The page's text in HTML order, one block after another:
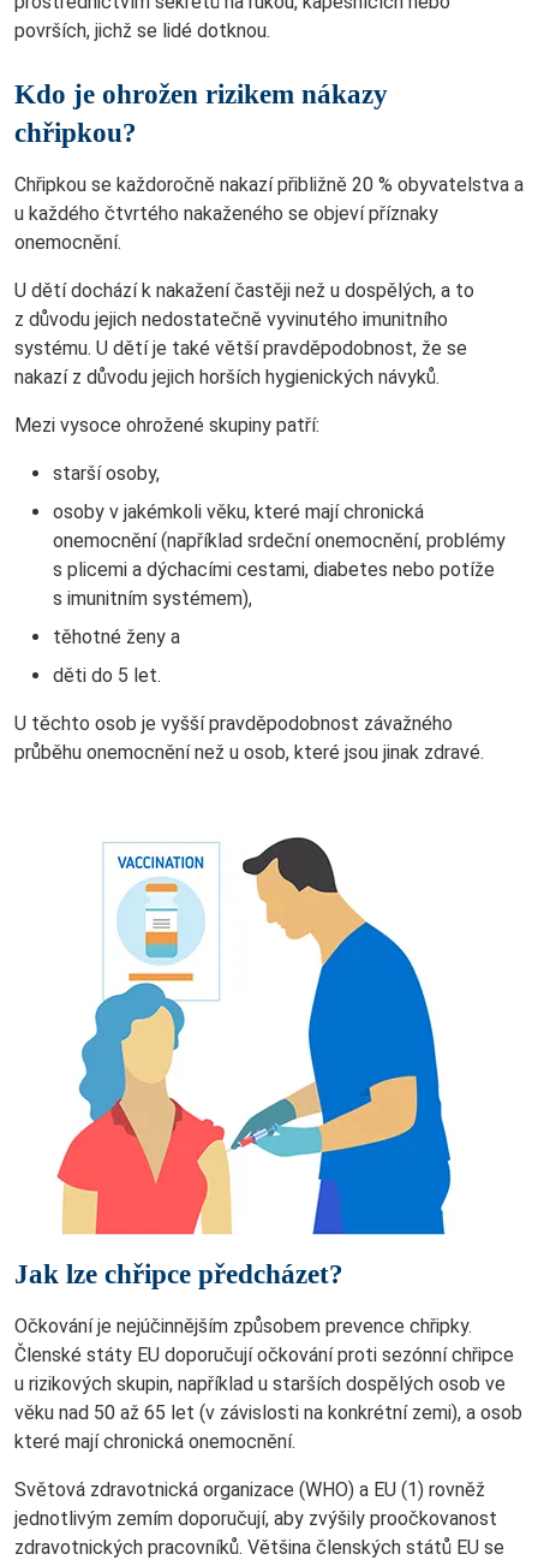
površích, jichž se lidé dotknou.
Kdo je ohrožen rizikem nákazy
chřipkou?
Chřipkou se každoročně nakazí přibližně 20 % obyvatelstva a
u každého čtvrtého nakaženého se objeví příznaky
onemocnění.
U dětí dochází k nakažení častěji než u dospělých, a to
z důvodu jejich nedostatečně vyvinutého imunitního
systému. U dětí je také větší pravděpodobnost, že se
nakazí z důvodu jejich horších hygienických návyků.
Mezi vysoce ohrožené skupiny patří:
starší osoby,
osoby v jakémkoli věku, které mají chronická
onemocnění (například srdeční onemocnění, problémy
s plicemi a dýchacími cestami, diabetes nebo potíže
s imunitním systémem),
těhotné ženy a
děti do 5 let.
U těchto osob je vyšší pravděpodobnost závažného
průběhu onemocnění než u osob, které jsou jinak zdravé.
Jak lze chřipce předcházet?
Očkování je nejúčinnějším způsobem prevence chřipky.
Členské státy EU doporučují očkování proti sezónní chřipce
u rizikových skupin, například u starších dospělých osob ve
věku nad 50 až 65 let (v závislosti na konkrétní zemi), a osob
které mají chronická onemocnění.
Světová zdravotnická organizace (WHO) a EU (1) rovněž
jednotlivým zemím doporučují, aby zvýšily proočkovanost
zdravotnických pracovníků. Většina členských států EU se